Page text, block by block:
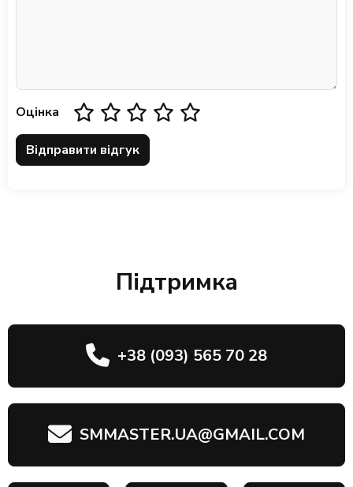
Оцінка
Відправити відгук
Підтримка
+38 (093) 565 70 28
SMMASTER.UA@GMAIL.COM